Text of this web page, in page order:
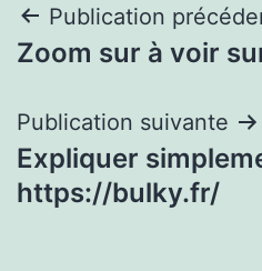
Navigation
de
l’article
Publication
Zoom sur à voir
Publication suivante
Expliquer
https://bulky.fr/